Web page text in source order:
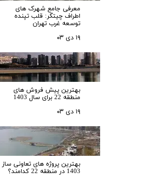
معرفی جامع شهرک‌ های
اطراف چیتگر: قلب تپنده
توسعه غرب تهران
۱۹ دی ۰۳
بهترین پیش فروش های
منطقه 22 برای سال 1403
۱۹ دی ۰۳
بهترین پروژه های تعاونی ساز
1403 در منطقه 22 کدامند؟